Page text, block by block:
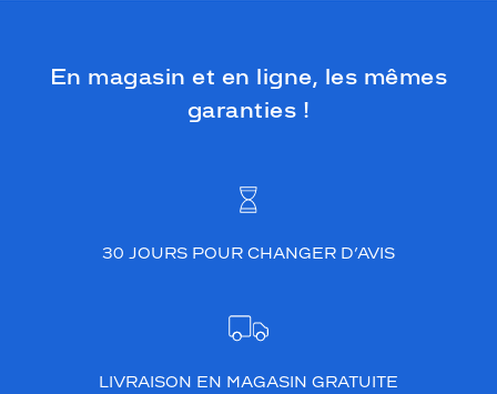
En magasin et en ligne, les mêmes
garanties !
30 JOURS POUR CHANGER D’AVIS
LIVRAISON EN MAGASIN GRATUITE